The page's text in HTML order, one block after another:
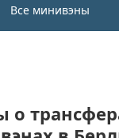
Все минивэны
о